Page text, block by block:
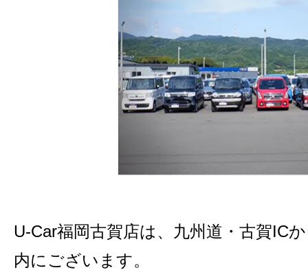
U-Car福岡古賀店は、九州道・古賀IC
内にございます。